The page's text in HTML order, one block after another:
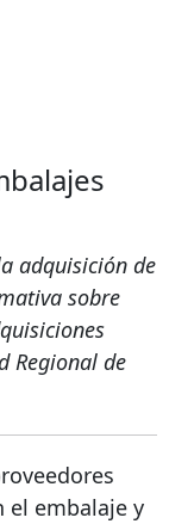
adquisición de
sobre
Regional de
el embalaje y